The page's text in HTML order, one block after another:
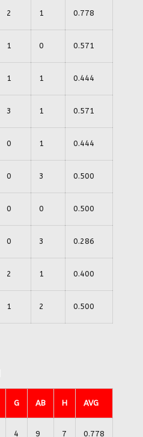
2 1 0.778
1 0 0.571
1 1 0.444
3 1 0.571
0 1 0.444
0 3 0.500
0 0 0.500
0 3 0.286
2 1 0.400
1 2 0.500
G AB H AVG
4 9 7 0.778